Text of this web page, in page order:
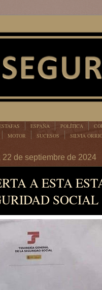
ESPAÑA POLÍTICA
MOTOR SUCESOS SILVIA
22 de septiembre de 2024
A ESTA
SOCIAL